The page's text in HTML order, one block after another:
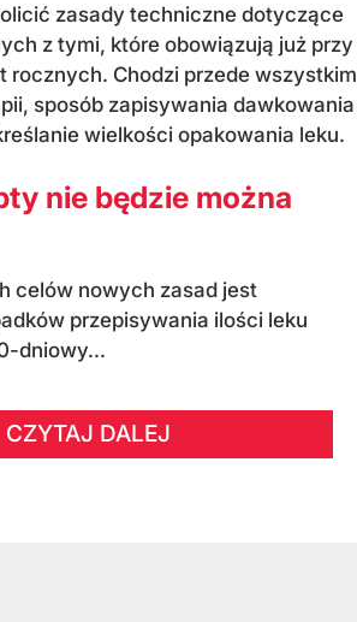
zasady techniczne dotyczące
z tymi, które obowiązują już przy
rocznych. Chodzi przede wszystkim
sposób zapisywania dawkowania
wielkości opakowania leku.
nie będzie można
celów nowych zasad jest
przepisywania ilości leku
dniowy...
CZYTAJ DALEJ